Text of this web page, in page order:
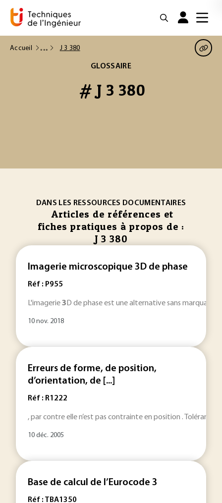
Accueil J 3 380
GLOSSAIRE
# J 3 380
DANS LES RESSOURCES DOCUMENTAIRES
Articles de références et
fiches pratiques à propos de :
J 3 380
Imagerie microscopique 3D de phase
Réf : P955
L'imagerie3 D de phase est une alternative sans marquage
10 nov. 2018
Erreurs de forme, de position,
d’orientation, de [...]
Réf : R1222
, par contre elle n’est pas contrainte en position .
10 déc. 2005
Base de calcul de l’Eurocode 3
Réf : TBA1350